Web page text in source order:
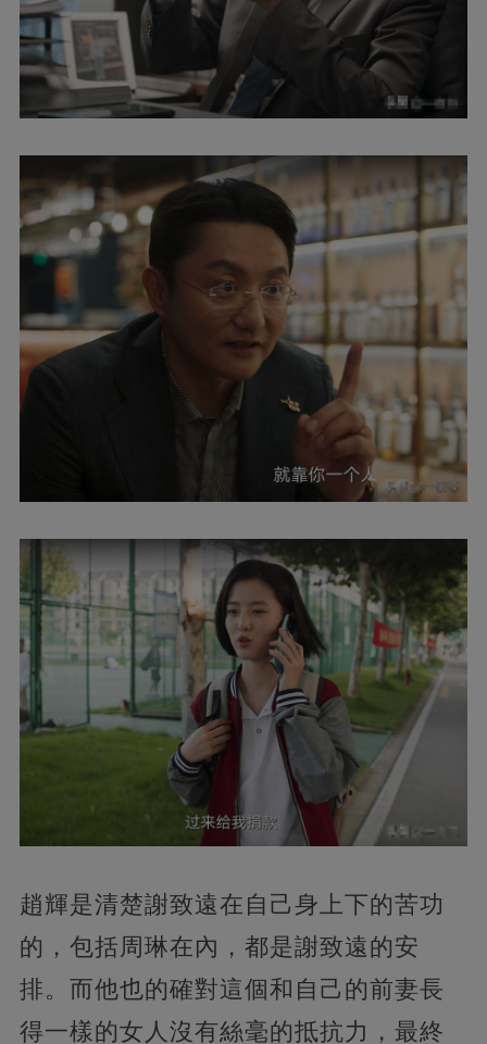
趙輝是清楚謝致遠在自己身上下的苦功
的，包括周琳在內，都是謝致遠的安
排。而他也的確對這個和自己的前妻長
得一樣的女人沒有絲毫的抵抗力，最終